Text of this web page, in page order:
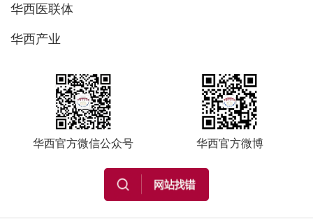
华西医联体
华西产业
华西官方微信公众号 华西官方微博